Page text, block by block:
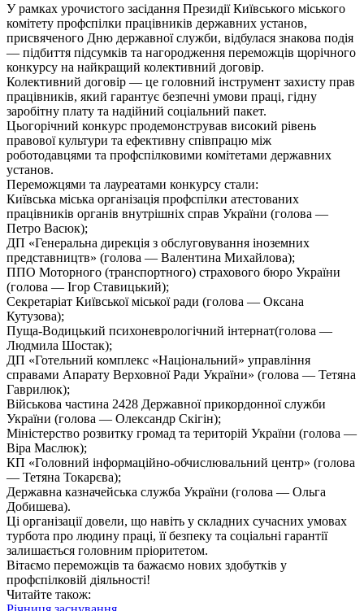
У рамках урочистого засідання Президії Київського міського
комітету профспілки працівників державних установ,
присвяченого Дню державної служби, відбулася знакова подія
— підбиття підсумків та нагородження переможців щорічного
конкурсу на найкращий колективний договір.
Колективний договір — це головний інструмент захисту прав
працівників, який гарантує безпечні умови праці, гідну
заробітну плату та надійний соціальний пакет.
Цьогорічний конкурс продемонстрував високий рівень
правової культури та ефективну співпрацю між
роботодавцями та профспілковими комітетами державних
установ.
Переможцями та лауреатами конкурсу стали:
Київська міська організація профспілки атестованих
працівників органів внутрішніх справ України (голова —
Петро Васюк);
ДП «Генеральна дирекція з обслуговування іноземних
представництв» (голова — Валентина Михайлова);
ППО Моторного (транспортного) страхового бюро України
(голова — Ігор Ставицький);
Секретаріат Київської міської ради (голова — Оксана
Кутузова);
Пуща-Водицький психоневрологічний інтернат(голова —
Людмила Шостак);
ДП «Готельний комплекс «Національний» управління
справами Апарату Верховної Ради України» (голова — Тетяна
Гаврилюк);
Військова частина 2428 Державної прикордонної служби
України (голова — Олександр Скігін);
Міністерство розвитку громад та територій України (голова —
Віра Маслюк);
КП «Головний інформаційно-обчислювальний центр» (голова
— Тетяна Токарєва);
Державна казначейська служба України (голова — Ольга
Добишева).
Ці організації довели, що навіть у складних сучасних умовах
турбота про людину праці, її безпеку та соціальні гарантії
залишається головним пріоритетом.
Вітаємо переможців та бажаємо нових здобутків у
профспілковій діяльності!
Читайте також: